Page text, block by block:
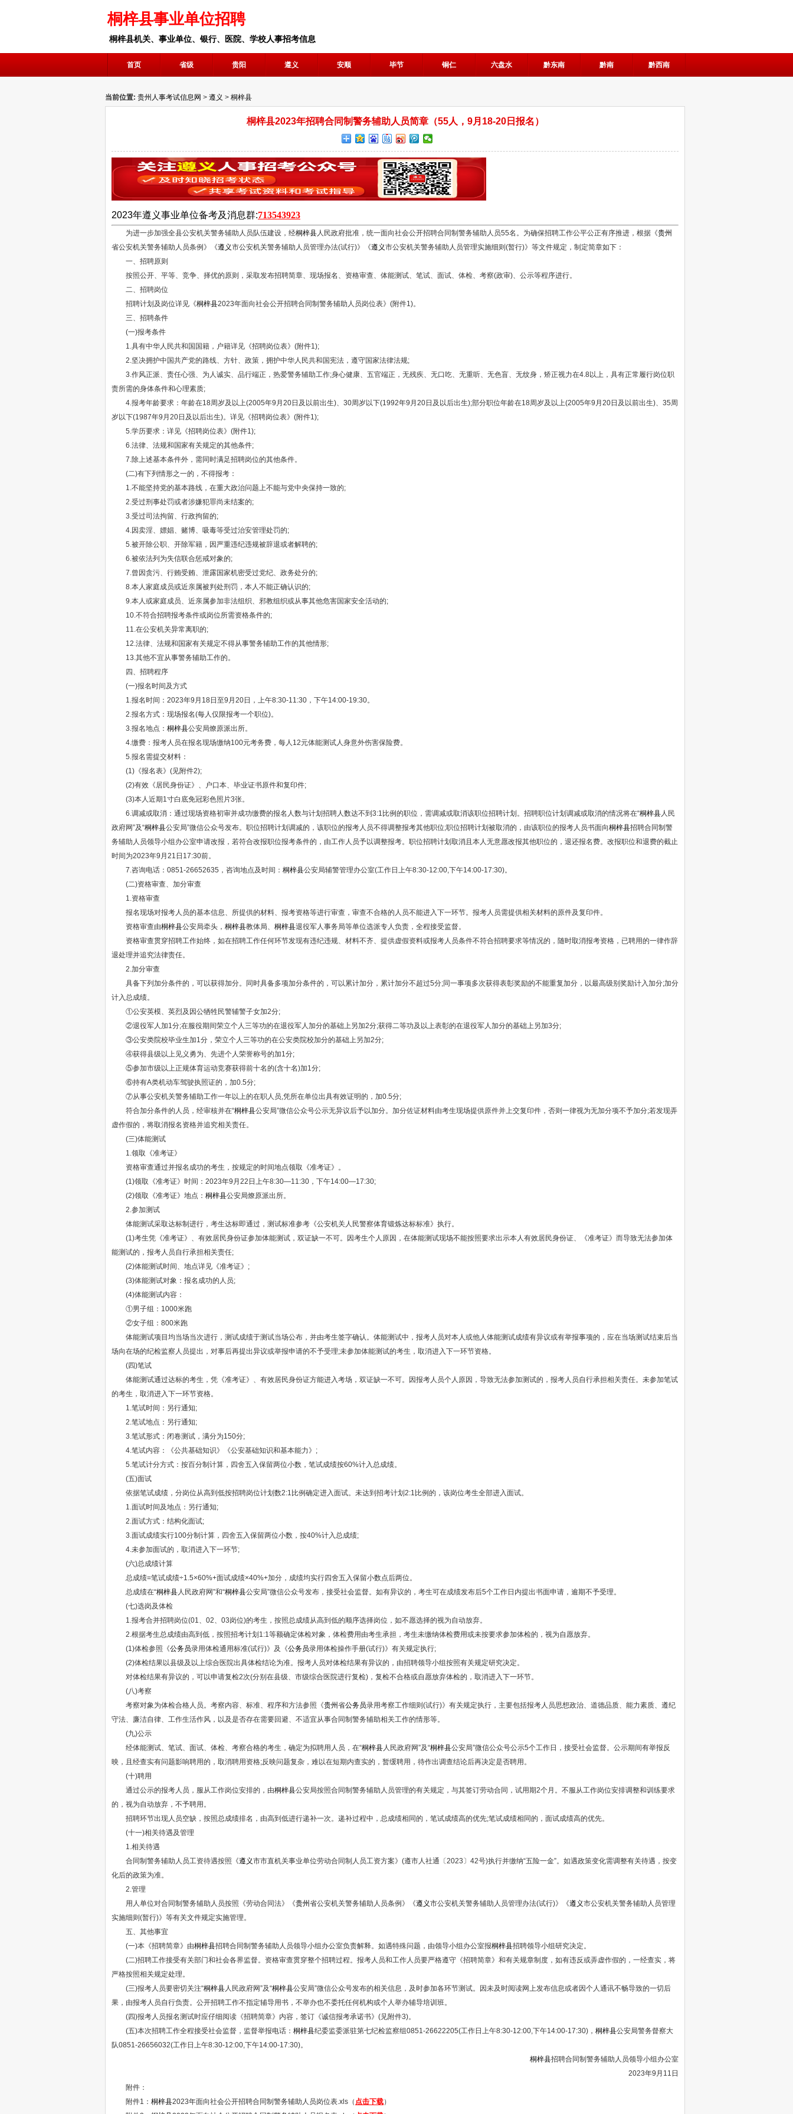
桐梓县事业单位招聘
桐梓县机关、事业单位、银行、医院、学校人事招考信息
首页 省级 贵阳 遵义 安顺 毕节 铜仁 六盘水 黔东南 黔南 黔西南
当前位置: 贵州人事考试信息网 > 遵义 > 桐梓县
桐梓县2023年招聘合同制警务辅助人员简章（55人，9月18-20日报名）
2023年遵义事业单位备考及消息群:713543923
为进一步加强全县公安机关警务辅助人员队伍建设，经桐梓县人民政府批准，统一面向社会公开招聘合同制警务辅助人员55名。为确保招聘工作公平公正有序推进，根据《贵州
省公安机关警务辅助人员条例》《遵义市公安机关警务辅助人员管理办法(试行)》《遵义市公安机关警务辅助人员管理实施细则(暂行)》等文件规定，制定简章如下：
一、招聘原则
按照公开、平等、竞争、择优的原则，采取发布招聘简章、现场报名、资格审查、体能测试、笔试、面试、体检、考察(政审)、公示等程序进行。
二、招聘岗位
招聘计划及岗位详见《桐梓县2023年面向社会公开招聘合同制警务辅助人员岗位表》(附件1)。
三、招聘条件
(一)报考条件
1.具有中华人民共和国国籍，户籍详见《招聘岗位表》(附件1);
2.坚决拥护中国共产党的路线、方针、政策，拥护中华人民共和国宪法，遵守国家法律法规;
3.作风正派、责任心强、为人诚实、品行端正，热爱警务辅助工作;身心健康、五官端正，无残疾、无口吃、无重听、无色盲、无纹身，矫正视力在4.8以上，具有正常履行岗位职
责所需的身体条件和心理素质;
4.报考年龄要求：年龄在18周岁及以上(2005年9月20日及以前出生)、30周岁以下(1992年9月20日及以后出生);部分职位年龄在18周岁及以上(2005年9月20日及以前出生)、35周
岁以下(1987年9月20日及以后出生)。详见《招聘岗位表》(附件1);
5.学历要求：详见《招聘岗位表》(附件1);
6.法律、法规和国家有关规定的其他条件;
7.除上述基本条件外，需同时满足招聘岗位的其他条件。
(二)有下列情形之一的，不得报考：
1.不能坚持党的基本路线，在重大政治问题上不能与党中央保持一致的;
2.受过刑事处罚或者涉嫌犯罪尚未结案的;
3.受过司法拘留、行政拘留的;
4.因卖淫、嫖娼、赌博、吸毒等受过治安管理处罚的;
5.被开除公职、开除军籍，因严重违纪违规被辞退或者解聘的;
6.被依法列为失信联合惩戒对象的;
7.曾因贪污、行贿受贿、泄露国家机密受过党纪、政务处分的;
8.本人家庭成员或近亲属被判处刑罚，本人不能正确认识的;
9.本人或家庭成员、近亲属参加非法组织、邪教组织或从事其他危害国家安全活动的;
10.不符合招聘报考条件或岗位所需资格条件的;
11.在公安机关异常离职的;
12.法律、法规和国家有关规定不得从事警务辅助工作的其他情形;
13.其他不宜从事警务辅助工作的。
四、招聘程序
(一)报名时间及方式
1.报名时间：2023年9月18日至9月20日，上午8:30-11:30，下午14:00-19:30。
2.报名方式：现场报名(每人仅限报考一个职位)。
3.报名地点： 桐梓县公安局燎原派出所。
4.缴费：报考人员在报名现场缴纳100元考务费，每人12元体能测试人身意外伤害保险费。
5.报名需提交材料：
(1)《报名表》(见附件2);
(2)有效《居民身份证》、户口本、毕业证书原件和复印件;
(3)本人近期1寸白底免冠彩色照片3张。
6.调减或取消：通过现场资格初审并成功缴费的报名人数与计划招聘人数达不到3:1比例的职位，需调减或取消该职位招聘计划。招聘职位计划调减或取消的情况将在“桐梓县人民
政府网”及“桐梓县公安局”微信公众号发布。职位招聘计划调减的，该职位的报考人员不得调整报考其他职位;职位招聘计划被取消的，由该职位的报考人员书面向桐梓县招聘合同制警
务辅助人员领导小组办公室申请改报，若符合改报职位报考条件的，由工作人员予以调整报考。职位招聘计划取消且本人无意愿改报其他职位的，退还报名费。改报职位和退费的截止
时间为2023年9月21日17:30前。
7.咨询电话：0851-26652635，咨询地点及时间： 桐梓县公安局辅警管理办公室(工作日上午8:30-12:00,下午14:00-17:30)。
(二)资格审查、加分审查
1.资格审查
报名现场对报考人员的基本信息、所提供的材料、报考资格等进行审查，审查不合格的人员不能进入下一环节。报考人员需提供相关材料的原件及复印件。
资格审查由桐梓县公安局牵头， 桐梓县教体局、 桐梓县退役军人事务局等单位选派专人负责，全程接受监督。
资格审查贯穿招聘工作始终，如在招聘工作任何环节发现有违纪违规、材料不齐、提供虚假资料或报考人员条件不符合招聘要求等情况的，随时取消报考资格，已聘用的一律作辞
退处理并追究法律责任。
2.加分审查
具备下列加分条件的，可以获得加分。同时具备多项加分条件的，可以累计加分，累计加分不超过5分;同一事项多次获得表彰奖励的不能重复加分，以最高级别奖励计入加分;加分
计入总成绩。
①公安英模、英烈及因公牺牲民警辅警子女加2分;
②退役军人加1分;在服役期间荣立个人三等功的在退役军人加分的基础上另加2分;获得二等功及以上表彰的在退役军人加分的基础上另加3分;
③公安类院校毕业生加1分，荣立个人三等功的在公安类院校加分的基础上另加2分;
④获得县级以上见义勇为、先进个人荣誉称号的加1分;
⑤参加市级以上正规体育运动竞赛获得前十名的(含十名)加1分;
⑥持有A类机动车驾驶执照证的，加0.5分;
⑦从事公安机关警务辅助工作一年以上的在职人员,凭所在单位出具有效证明的，加0.5分;
符合加分条件的人员，经审核并在“桐梓县公安局”微信公众号公示无异议后予以加分。加分佐证材料由考生现场提供原件并上交复印件，否则一律视为无加分项不予加分;若发现弄
虚作假的，将取消报名资格并追究相关责任。
(三)体能测试
1.领取《准考证》
资格审查通过并报名成功的考生，按规定的时间地点领取《准考证》。
(1)领取《准考证》时间：2023年9月22日上午8:30—11:30，下午14:00—17:30;
(2)领取《准考证》地点： 桐梓县公安局燎原派出所。
2.参加测试
体能测试采取达标制进行，考生达标即通过，测试标准参考《公安机关人民警察体育锻炼达标标准》执行。
(1)考生凭《准考证》、有效居民身份证参加体能测试，双证缺一不可。因考生个人原因，在体能测试现场不能按照要求出示本人有效居民身份证、《准考证》而导致无法参加体
能测试的，报考人员自行承担相关责任;
(2)体能测试时间、地点详见《准考证》;
(3)体能测试对象：报名成功的人员;
(4)体能测试内容：
①男子组：1000米跑
②女子组：800米跑
体能测试项目均当场当次进行，测试成绩于测试当场公布，并由考生签字确认。体能测试中，报考人员对本人或他人体能测试成绩有异议或有举报事项的，应在当场测试结束后当
场向在场的纪检监察人员提出，对事后再提出异议或举报申请的不予受理;未参加体能测试的考生，取消进入下一环节资格。
(四)笔试
体能测试通过达标的考生，凭《准考证》、有效居民身份证方能进入考场，双证缺一不可。因报考人员个人原因，导致无法参加测试的，报考人员自行承担相关责任。未参加笔试
的考生，取消进入下一环节资格。
1.笔试时间：另行通知;
2.笔试地点：另行通知;
3.笔试形式：闭卷测试，满分为150分;
4.笔试内容：《公共基础知识》《公安基础知识和基本能力》;
5.笔试计分方式：按百分制计算，四舍五入保留两位小数，笔试成绩按60%计入总成绩。
(五)面试
依据笔试成绩，分岗位从高到低按招聘岗位计划数2:1比例确定进入面试。未达到招考计划2:1比例的，该岗位考生全部进入面试。
1.面试时间及地点：另行通知;
2.面试方式：结构化面试;
3.面试成绩实行100分制计算，四舍五入保留两位小数，按40%计入总成绩;
4.未参加面试的，取消进入下一环节;
(六)总成绩计算
总成绩=笔试成绩÷1.5×60%+面试成绩×40%+加分，成绩均实行四舍五入保留小数点后两位。
总成绩在“桐梓县人民政府网”和“桐梓县公安局”微信公众号发布，接受社会监督。如有异议的，考生可在成绩发布后5个工作日内提出书面申请，逾期不予受理。
(七)选岗及体检
1.报考合并招聘岗位(01、02、03岗位)的考生，按照总成绩从高到低的顺序选择岗位，如不愿选择的视为自动放弃。
2.根据考生总成绩由高到低，按照招考计划1:1等额确定体检对象，体检费用由考生承担，考生未缴纳体检费用或未按要求参加体检的，视为自愿放弃。
(1)体检参照《公务员录用体检通用标准(试行)》及《公务员录用体检操作手册(试行)》有关规定执行;
(2)体检结果以县级及以上综合医院出具体检结论为准。报考人员对体检结果有异议的，由招聘领导小组按照有关规定研究决定。
对体检结果有异议的，可以申请复检2次(分别在县级、市级综合医院进行复检)，复检不合格或自愿放弃体检的，取消进入下一环节。
(八)考察
考察对象为体检合格人员。考察内容、标准、程序和方法参照《贵州省公务员录用考察工作细则(试行)》有关规定执行，主要包括报考人员思想政治、道德品质、能力素质、遵纪
守法、廉洁自律、工作生活作风，以及是否存在需要回避、不适宜从事合同制警务辅助相关工作的情形等。
(九)公示
经体能测试、笔试、面试、体检、考察合格的考生，确定为拟聘用人员，在“桐梓县人民政府网”及“桐梓县公安局”微信公众号公示5个工作日，接受社会监督。公示期间有举报反
映，且经查实有问题影响聘用的，取消聘用资格;反映问题复杂，难以在短期内查实的，暂缓聘用，待作出调查结论后再决定是否聘用。
(十)聘用
通过公示的报考人员，服从工作岗位安排的，由桐梓县公安局按照合同制警务辅助人员管理的有关规定，与其签订劳动合同，试用期2个月。不服从工作岗位安排调整和训练要求
的，视为自动放弃，不予聘用。
招聘环节出现人员空缺，按照总成绩排名，由高到低进行递补一次。递补过程中，总成绩相同的，笔试成绩高的优先;笔试成绩相同的，面试成绩高的优先。
(十一)相关待遇及管理
1.相关待遇
合同制警务辅助人员工资待遇按照《遵义市市直机关事业单位劳动合同制人员工资方案》(遵市人社通〔2023〕42号)执行并缴纳“五险一金”。如遇政策变化需调整有关待遇，按变
化后的政策为准。
2.管理
用人单位对合同制警务辅助人员按照《劳动合同法》《贵州省公安机关警务辅助人员条例》《遵义市公安机关警务辅助人员管理办法(试行)》《遵义市公安机关警务辅助人员管理
实施细则(暂行)》等有关文件规定实施管理。
五、其他事宜
(一)本《招聘简章》由桐梓县招聘合同制警务辅助人员领导小组办公室负责解释。如遇特殊问题，由领导小组办公室报桐梓县招聘领导小组研究决定。
(二)招聘工作接受有关部门和社会各界监督。资格审查贯穿整个招聘过程。报考人员和工作人员要严格遵守《招聘简章》和有关规章制度，如有违反或弄虚作假的，一经查实，将
严格按照相关规定处理。
(三)报考人员要密切关注“桐梓县人民政府网”及“桐梓县公安局”微信公众号发布的相关信息，及时参加各环节测试。因未及时阅读网上发布信息或者因个人通讯不畅导致的一切后
果，由报考人员自行负责。公开招聘工作不指定辅导用书，不举办也不委托任何机构或个人举办辅导培训班。
(四)报考人员报名测试时应仔细阅读《招聘简章》内容，签订《诚信报考承诺书》(见附件3)。
(五)本次招聘工作全程接受社会监督，监督举报电话： 桐梓县纪委监委派驻第七纪检监察组0851-26622205(工作日上午8:30-12:00,下午14:00-17:30)， 桐梓县公安局警务督察大
队0851-26656032(工作日上午8:30-12:00,下午14:00-17:30)。
桐梓县招聘合同制警务辅助人员领导小组办公室
2023年9月11日
附件：
附件1： 桐梓县2023年面向社会公开招聘合同制警务辅助人员岗位表.xls（ 点击下载）